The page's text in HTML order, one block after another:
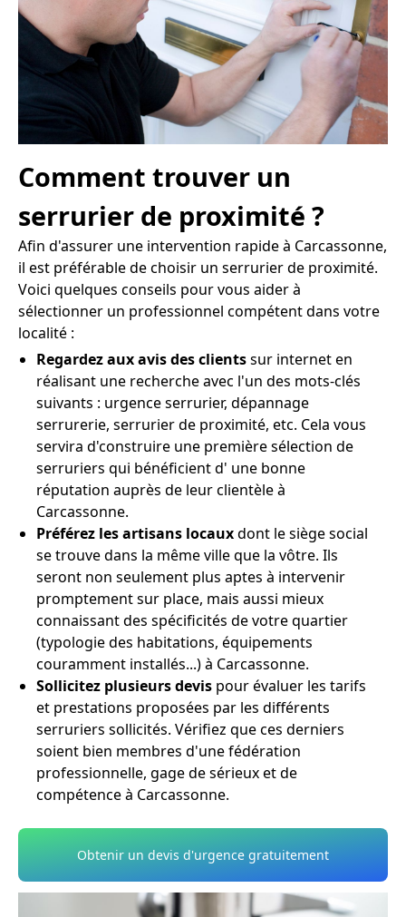
Comment trouver un
serrurier de proximité ?
Afin d'assurer une intervention rapide à Carcassonne,
il est préférable de choisir un serrurier de proximité.
Voici quelques conseils pour vous aider à
sélectionner un professionnel compétent dans votre
localité :
Regardez aux avis des clientssur internet en
réalisant une recherche avec l'un des mots-clés
suivants : urgence serrurier, dépannage
serrurerie, serrurier de proximité, etc. Cela vous
servira d'construire une première sélection de
serruriers qui bénéficient d' une bonne
réputation auprès de leur clientèle à
Carcassonne.
Préférez les artisans locauxdont le siège social
se trouve dans la même ville que la vôtre. Ils
seront non seulement plus aptes à intervenir
promptement sur place, mais aussi mieux
connaissant des spécificités de votre quartier
(typologie des habitations, équipements
couramment installés...) à Carcassonne.
Sollicitez plusieurs devis pour évaluer les tarifs
et prestations proposées par les différents
serruriers sollicités. Vérifiez que ces derniers
soient bien membres d'une fédération
professionnelle, gage de sérieux et de
compétence à Carcassonne.
Obtenir un devis d'urgence gratuitement